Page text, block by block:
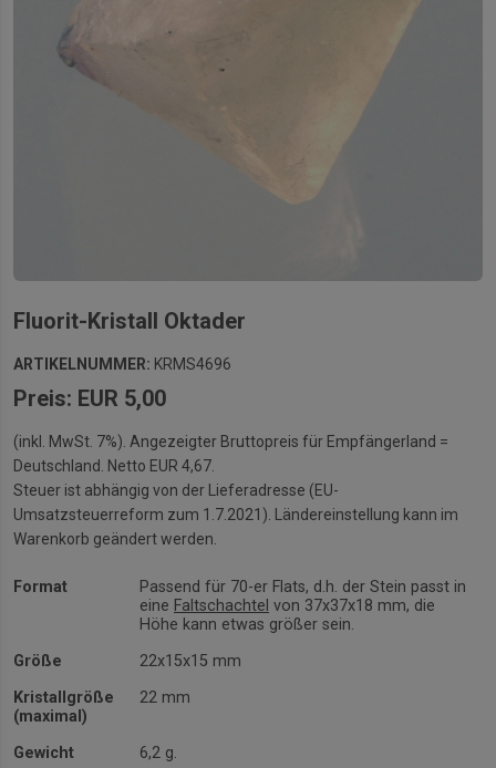
Fluorit-Kristall Oktader
ARTIKELNUMMER: KRMS4696
Preis: EUR 5,00
(inkl. MwSt. 7%). Angezeigter Bruttopreis für Empfängerland =
Deutschland. Netto EUR 4,67.
Steuer ist abhängig von der Lieferadresse (EU-
Umsatzsteuerreform zum 1.7.2021). Ländereinstellung kann im
Warenkorb geändert werden.
Format
Passend für 70-er Flats, d.h. der Stein passt in
eine Faltschachtel von 37x37x18 mm, die
Höhe kann etwas größer sein.
Größe
22x15x15 mm
Kristallgröße
(maximal)
22 mm
Gewicht
6,2 g.